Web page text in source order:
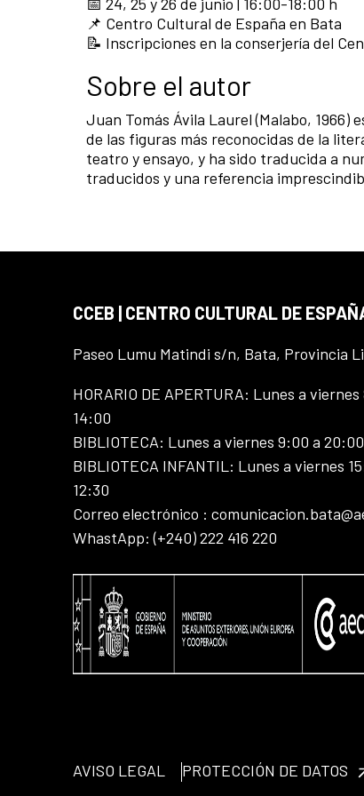
📅 24, 25 y 26 de junio | 16:00-18:00 h
📌 Centro Cultural de España en Bata
📝 Inscripciones en la conserjería del
Sobre el autor
Juan Tomás Ávila Laurel (Malabo,
de las figuras más reconocidas de la
teatro y ensayo, y ha sido traducida a
traducidos y una referencia
CCEB | CENTRO CULTURAL DE
Paseo Lumu Matindi s/n, Bata, Provincia
HORARIO DE APERTURA: Lunes a
14:00
BIBLIOTECA: Lunes a viernes 9:00 a
BIBLIOTECA INFANTIL: Lunes a viernes
12:30
Correo electrónico :
WhastApp: (+240) 222 416 220
AVISO LEGAL PROTECCIÓN DE DATOS